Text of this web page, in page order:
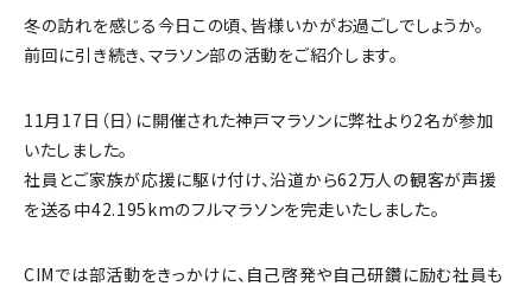
冬の訪れを感じる今日この頃、皆様いかがお過ごしでしょうか。
前回に引き続き、マラソン部の活動をご紹介します。
11月17日（日）に開催された神戸マラソンに弊社より2名が参加
いたしました。
社員とご家族が応援に駆け付け、沿道から62万人の観客が声援
を送る中42.195kmのフルマラソンを完走いたしました。
CIMでは部活動をきっかけに、自己啓発や自己研鑽に励む社員も